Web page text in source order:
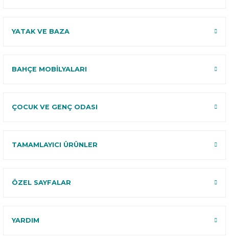
YATAK VE BAZA
BAHÇE MOBİLYALARI
ÇOCUK VE GENÇ ODASI
TAMAMLAYICI ÜRÜNLER
ÖZEL SAYFALAR
YARDIM